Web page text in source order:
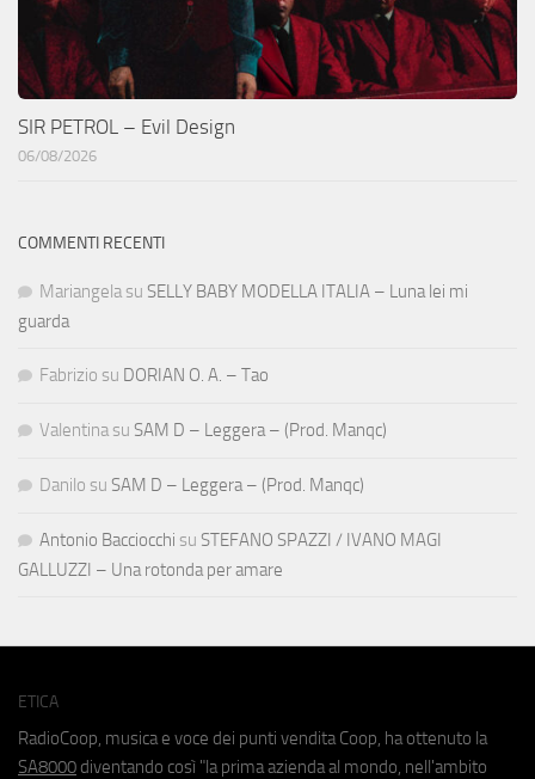
SIR PETROL – Evil Design
06/08/2026
COMMENTI RECENTI
Mariangela su SELLY BABY MODELLA ITALIA – Luna lei mi
guarda
Fabrizio su DORIAN O. A. – Tao
Valentina su SAM D – Leggera – (Prod. Manqc)
Danilo su SAM D – Leggera – (Prod. Manqc)
Antonio Bacciocchi su STEFANO SPAZZI / IVANO MAGI
GALLUZZI – Una rotonda per amare
ETICA
RadioCoop, musica e voce dei punti vendita Coop, ha ottenuto la
SA8000 diventando così "la prima azienda al mondo, nell'ambito